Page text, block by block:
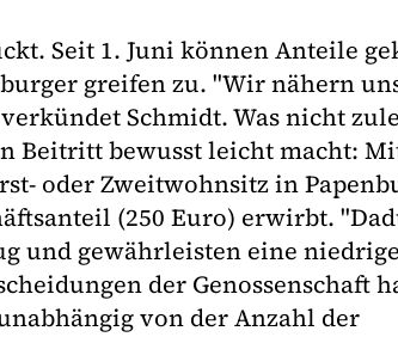
Seit 1. Juni können Anteile
greifen zu. "Wir nähern
Schmidt. Was nicht
Beitritt bewusst leicht macht:
oder Zweitwohnsitz in
(250 Euro) erwirbt.
und gewährleisten eine
der Genossenschaft
von der Anzahl der